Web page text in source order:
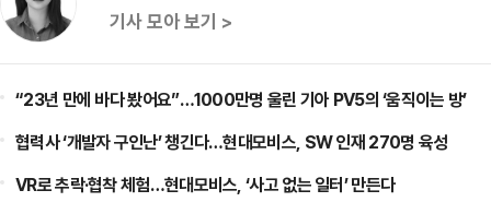
기사 모아 보기 >
“23년 만에 바다 봤어요”…1000만명 울린 기아 PV5의 ‘움직이는 방’
협력사 ‘개발자 구인난’ 챙긴다…현대모비스, SW 인재 270명 육성
VR로 추락·협착 체험…현대모비스, ‘사고 없는 일터’ 만든다